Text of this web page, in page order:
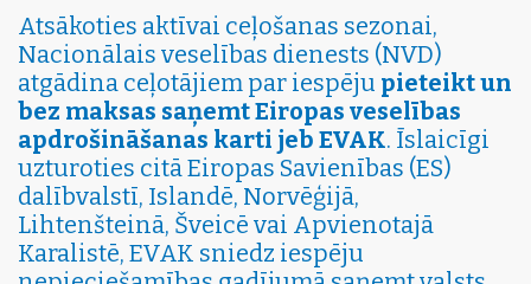
Atsākoties aktīvai ceļošanas sezonai,
Nacionālais veselības dienests (NVD)
atgādina ceļotājiem par iespēju pieteikt un
bez maksas saņemt Eiropas veselības
apdrošināšanas karti jeb EVAK. Īslaicīgi
uzturoties citā Eiropas Savienības (ES)
dalībvalstī, Islandē, Norvēģijā,
Lihtenšteinā, Šveicē vai Apvienotajā
Karalistē, EVAK sniedz iespēju